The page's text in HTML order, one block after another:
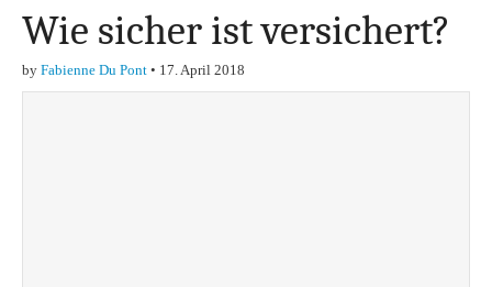
Finanzen,
Marketing-, Vertrieb-
Wie sicher ist versichert?
by Fabienne Du Pont • 17. April 2018